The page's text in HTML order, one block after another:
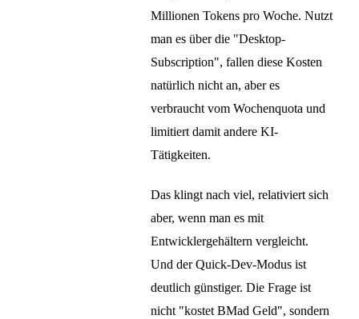
Millionen Tokens pro Woche. Nutzt
man es über die "Desktop-
Subscription", fallen diese Kosten
natürlich nicht an, aber es
verbraucht vom Wochenquota und
limitiert damit andere KI-
Tätigkeiten.
Das klingt nach viel, relativiert sich
aber, wenn man es mit
Entwicklergehältern vergleicht.
Und der Quick-Dev-Modus ist
deutlich günstiger. Die Frage ist
nicht "kostet BMad Geld", sondern